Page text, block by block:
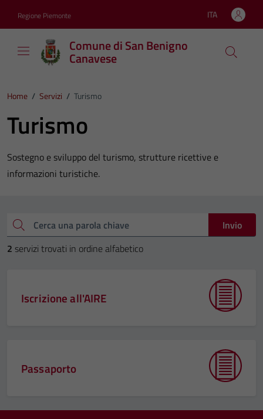
Regione Piemonte Lingua attiva:
ITA
Comune di San Benigno
Canavese
Home / Servizi / Turismo
Turismo
Sostegno e sviluppo del turismo, strutture ricettive e
informazioni turistiche.
Cerca una parola chiave
Invio
2 servizi trovati in ordine alfabetico
Iscrizione all'AIRE
Passaporto